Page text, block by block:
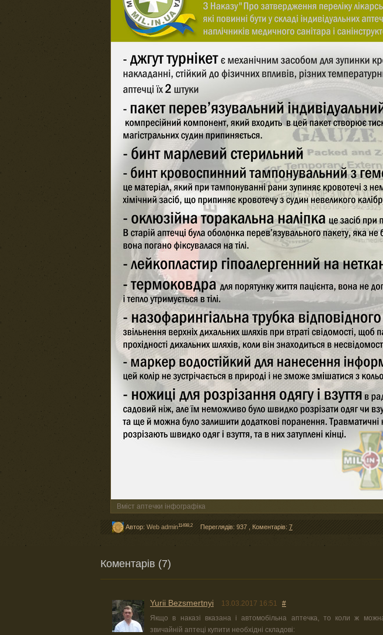
Вміст аптечки інфографіка
Автор: Web admin11498,2 Переглядів: 937 Коментарів: 7
Коментарів (7)
Yurii Bezsmertnyi 13.03.2017 16:51 #
Якщо в наказі вказана і автомобільна аптечка, то коли ж
звичайній аптеці купити необхідні складові: